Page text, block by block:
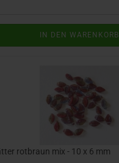
IN DEN WARENKORB
rotbraun mix - 10 x 6 mm